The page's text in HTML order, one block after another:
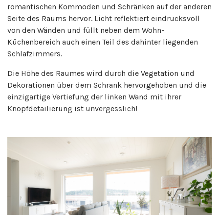
romantischen Kommoden und Schränken auf der anderen
Seite des Raums hervor. Licht reflektiert eindrucksvoll
von den Wänden und füllt neben dem Wohn-
Küchenbereich auch einen Teil des dahinter liegenden
Schlafzimmers.
Die Höhe des Raumes wird durch die Vegetation und
Dekorationen über dem Schrank hervorgehoben und die
einzigartige Vertiefung der linken Wand mit ihrer
Knopfdetailierung ist unvergesslich!